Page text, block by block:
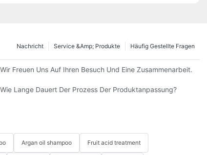
Häufig Gestellte Fragen
Service &amp; Produkte
Nachricht
Wir Freuen Uns Auf Ihren Besuch Und Eine Zusammenarbeit.
Wie Lange Dauert Der Prozess Der Produktanpassung?
Argan oil shampoo Fruit acid treatment